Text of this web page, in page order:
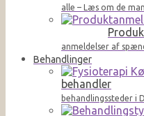
alle – Læs om de
anmeldelser af
Behandlinger
behandler
behandlingssteder i